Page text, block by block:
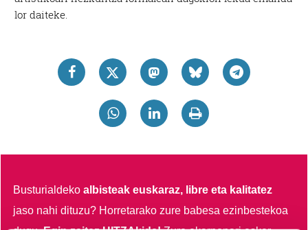
lor daiteke.
Busturialdekoalbisteak euskaraz, libre eta kalitatez
jaso nahi dituzu? Horretarako zure babesa ezinbestekoa